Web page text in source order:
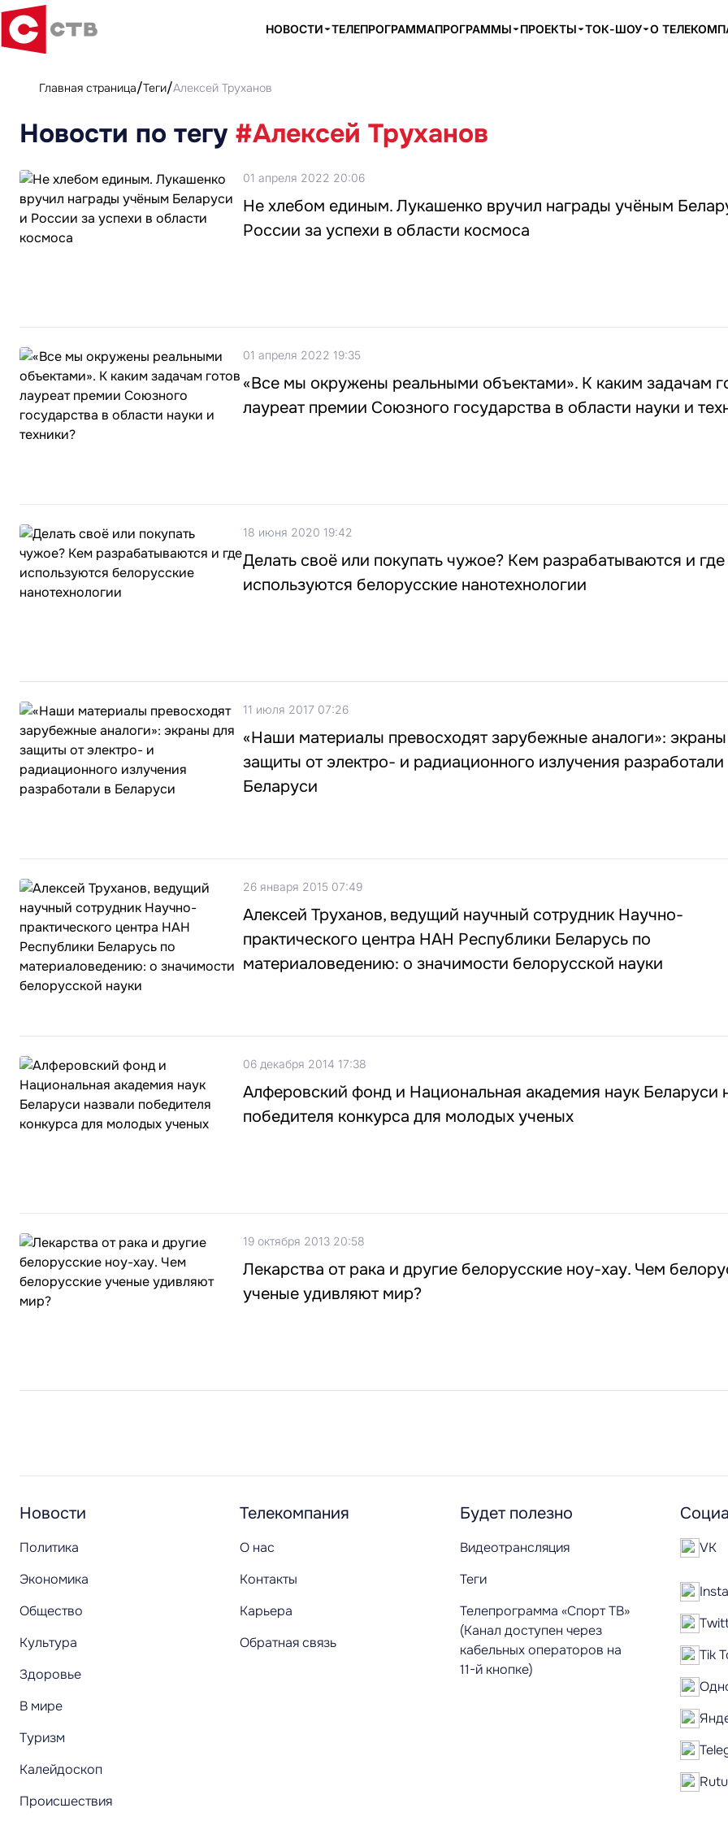
НОВОСТИ ТЕЛЕПРОГРАММАПРОГРАММЫ ПРОЕКТЫ ТОК-ШОУ О
Главная страница Теги Алексей Труханов
Новости по тегу #Алексей Труханов
01 апреля 2022 20:06
Не хлебом единым. Лукашенко вручил награды учёным
России за успехи в области космоса
01 апреля 2022 19:35
«Все мы окружены реальными объектами». К каким задачам
лауреат премии Союзного государства в области науки и
18 июня 2020 19:42
Делать своё или покупать чужое? Кем разрабатываются и где
используются белорусские нанотехнологии
11 июля 2017 07:26
«Наши материалы превосходят зарубежные аналоги»:
защиты от электро- и радиационного излучения разработали
Беларуси
26 января 2015 07:49
Алексей Труханов, ведущий научный сотрудник Научно-
практического центра НАН Республики Беларусь по
материаловедению: о значимости белорусской науки
06 декабря 2014 17:38
Алферовский фонд и Национальная академия наук Беларуси
победителя конкурса для молодых ученых
19 октября 2013 20:58
Лекарства от рака и другие белорусские ноу-хау. Чем
ученые удивляют мир?
Новости
Политика
Экономика
Общество
Культура
Здоровье
В мире
Туризм
Калейдоскоп
Происшествия
Телекомпания
О нас
Контакты
Карьера
Обратная связь
Будет полезно
Видеотрансляция
Теги
Телепрограмма «Спорт ТВ»
(Канал доступен через
кабельных операторов на
11-й кнопке)
VK
Tik